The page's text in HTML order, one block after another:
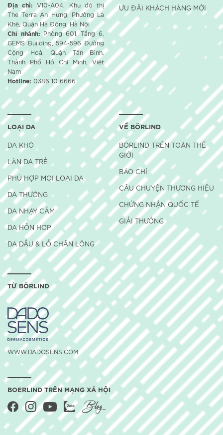
Địa chỉ: V10-A04, Khu đô thị
The Terra An Hưng, Phường La
Khê, Quận Hà Đông, Hà Nội
Chi nhánh: Phòng 601, Tầng 6,
GEMS Building, 594-596 Đường
Cộng Hoà, Quận Tân Bình,
Thành Phố Hồ Chí Minh, Việt
Nam
Hotline: 0386 10 6666
ƯU ĐÃI KHÁCH HÀNG MỚI
LOẠI DA
DA KHÔ
LÀN DA TRẺ
PHÙ HỢP MỌI LOẠI DA
DA THƯỜNG
DA NHẠY CẢM
DA HỖN HỢP
DA DẦU & LỖ CHÂN LÔNG
VỀ BÖRLIND
BÖRLIND TRÊN TOÀN THẾ
GIỚI
BÁO CHÍ
CÂU CHUYỆN THƯƠNG HIỆU
CHỨNG NHẬN QUỐC TẾ
GIẢI THƯỞNG
TỪ BÖRLIND
WWW.DADOSENS.COM
BOERLIND TRÊN MẠNG XÃ HỘI